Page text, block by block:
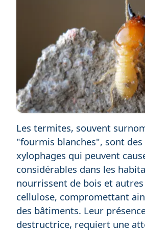
Les termites, souvent
"fourmis blanches", sont des
xylophages qui peuvent
considérables dans les
nourrissent de bois et
cellulose, compromettant
des bâtiments. Leur
destructrice, requiert une